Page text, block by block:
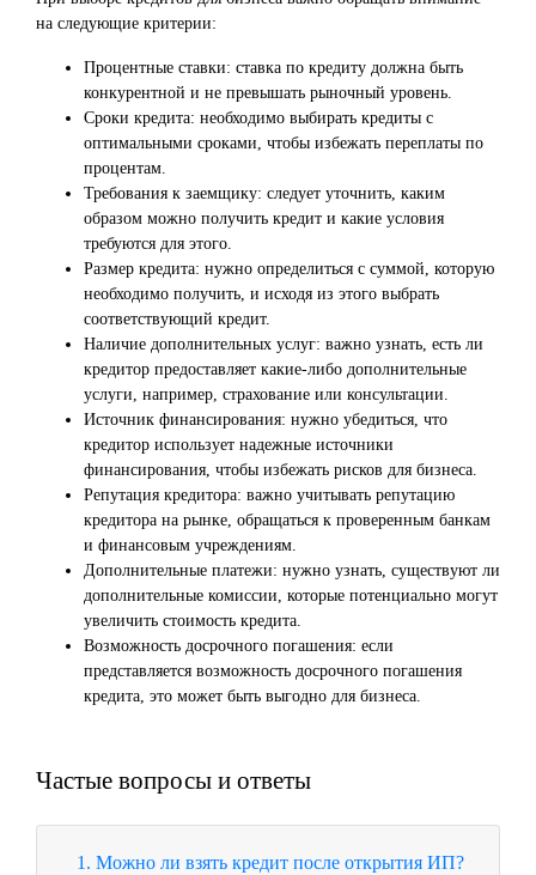
на следующие критерии:
Процентные ставки: ставка по кредиту должна быть
конкурентной и не превышать рыночный уровень.
Сроки кредита: необходимо выбирать кредиты с
оптимальными сроками, чтобы избежать переплаты по
процентам.
Требования к заемщику: следует уточнить, каким
образом можно получить кредит и какие условия
требуются для этого.
Размер кредита: нужно определиться с суммой, которую
необходимо получить, и исходя из этого выбрать
соответствующий кредит.
Наличие дополнительных услуг: важно узнать, есть ли
кредитор предоставляет какие-либо дополнительные
услуги, например, страхование или консультации.
Источник финансирования: нужно убедиться, что
кредитор использует надежные источники
финансирования, чтобы избежать рисков для бизнеса.
Репутация кредитора: важно учитывать репутацию
кредитора на рынке, обращаться к проверенным банкам
и финансовым учреждениям.
Дополнительные платежи: нужно узнать, существуют ли
дополнительные комиссии, которые потенциально могут
увеличить стоимость кредита.
Возможность досрочного погашения: если
представляется возможность досрочного погашения
кредита, это может быть выгодно для бизнеса.
Частые вопросы и ответы
1. Можно ли взять кредит после открытия ИП?